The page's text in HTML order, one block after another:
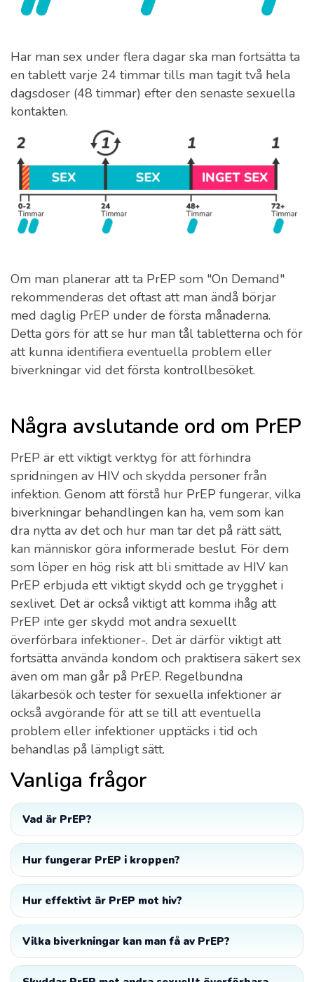
Har man sex under flera dagar ska man fortsätta ta
en tablett varje 24 timmar tills man tagit två hela
dagsdoser (48 timmar) efter den senaste sexuella
kontakten.
Om man planerar att ta PrEP som "On Demand"
rekommenderas det oftast att man ändå börjar
med daglig PrEP under de första månaderna.
Detta görs för att se hur man tål tabletterna och för
att kunna identifiera eventuella problem eller
biverkningar vid det första kontrollbesöket.
Några avslutande ord om PrEP
PrEP är ett viktigt verktyg för att förhindra
spridningen av HIV och skydda personer från
infektion. Genom att förstå hur PrEP fungerar, vilka
biverkningar behandlingen kan ha, vem som kan
dra nytta av det och hur man tar det på rätt sätt,
kan människor göra informerade beslut. För dem
som löper en hög risk att bli smittade av HIV kan
PrEP erbjuda ett viktigt skydd och ge trygghet i
sexlivet. Det är också viktigt att komma ihåg att
PrEP inte ger skydd mot andra sexuellt
överförbara infektioner-. Det är därför viktigt att
fortsätta använda kondom och praktisera säkert sex
även om man går på PrEP. Regelbundna
läkarbesök och tester för sexuella infektioner är
också avgörande för att se till att eventuella
problem eller infektioner upptäcks i tid och
behandlas på lämpligt sätt.
Vanliga frågor
Vad är PrEP?
Hur fungerar PrEP i kroppen?
Hur effektivt är PrEP mot hiv?
Vilka biverkningar kan man få av PrEP?